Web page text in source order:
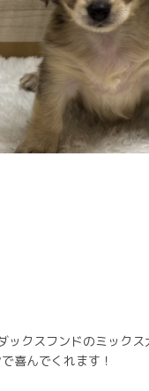
ックスフンドのミックス
喜んでくれます！